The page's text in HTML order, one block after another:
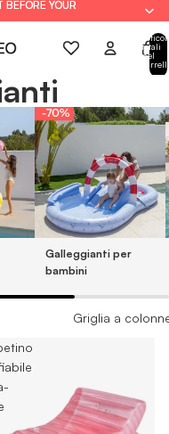
YOUR
YOUR
Articoli
totali
nel
Galleggianti per
bambini
Griglia a